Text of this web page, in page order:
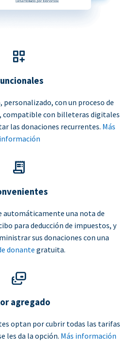
con un proceso de
compatible con billeteras digitales
las donaciones recurrentes. Más
información
automáticamente una nota de
para deducción de impuestos, y
sus donaciones con una
donante gratuita.
agregado
optan por cubrir todas las tarifas
les da la opción. Más información